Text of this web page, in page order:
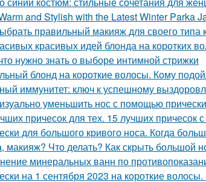
and Stylish with the Latest Winter Parka
правильный макияж для своего типа
красивых идей блонда на коротких
нужно знать о выборе интимной стрижки
блонд на короткие волосы. Кому
иммунитет: ключ к успешному
уменьшить нос с помощью
причесок для тех. 15 лучших причесок
для большого кривого носа. Когда
макияж? Что делать? Как скрыть большой
минеральных ванн по
на 1 сентября 2023 на короткие